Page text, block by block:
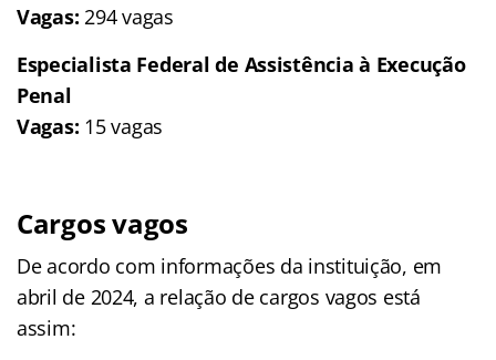
Vagas: 294 vagas
Especialista Federal de Assistência à Execução
Penal
Vagas: 15 vagas
Cargos vagos
De acordo com informações da instituição, em
abril de 2024, a relação de cargos vagos está
assim: